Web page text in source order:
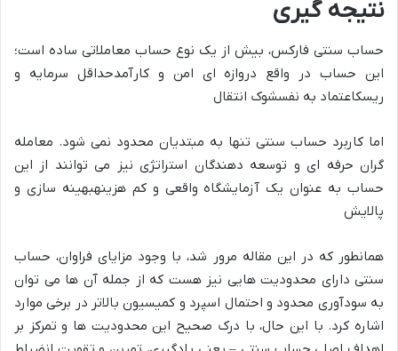
نتیجه گیری
حساب سنتی فارکس، بیش از یک نوع حساب معاملاتی ساده است؛
این حساب در واقع دروازه ای امن و کارآمدحداقل سرمایه و
ریسکاعتماد به نفسشوک انتقال
اما کاربرد حساب سنتی تنها به مبتدیان محدود نمی شود. معامله
گران حرفه ای و توسعه دهندگان استراتژی نیز می توانند از این
حساب به عنوان یک آزمایشگاه واقعی و کم هزینهبهینه سازی و
پالایش
همانطور که در این مقاله مرور شد، با وجود مزایای فراوان، حساب
سنتی دارای محدودیت هایی نیز هست که از جمله آن ها می توان
به سودآوری محدود و احتمال اسپرد و کمیسیون بالاتر در برخی موارد
اشاره کرد. با این حال، با درک صحیح این محدودیت ها و تمرکز بر